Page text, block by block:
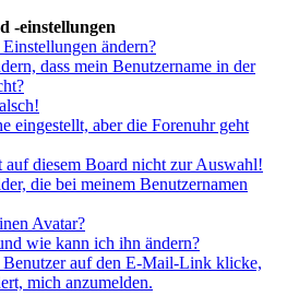
-einstellungen
ändern?
dass mein Benutzername in der
eingestellt, aber die Forenuhr geht
auf diesem Board nicht zur Auswahl!
die bei meinem Benutzernamen
Avatar?
wie kann ich ihn ändern?
Benutzer auf den E-Mail-Link klicke,
mich anzumelden.